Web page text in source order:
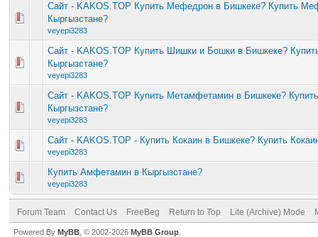
Сайт - KAKOS.TOP Купить Мефедрон в Бишкеке? Купить
Кыргызстане?
veyepi3283
Сайт - KAKOS.TOP Купить Шишки и Бошки в Бишкеке?
Кыргызстане?
veyepi3283
Сайт - KAKOS.TOP Купить Метамфетамин в Бишкеке?
Кыргызстане?
veyepi3283
Сайт - KAKOS.TOP - Купить Кокаин в Бишкеке? Купить
veyepi3283
Купить Амфетамин в Кыргызстане?
veyepi3283
Forum Team Contact Us FreeBeg Return to Top Lite (Archive) Mode
Powered By MyBB , © 2002-2026 MyBB Group